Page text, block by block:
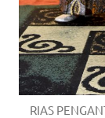
RIAS